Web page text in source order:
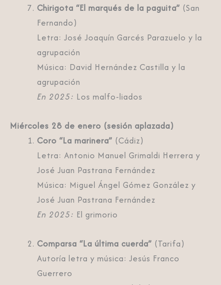
Chirigota “El marqués de la paguita” (San
Fernando)
Letra: José Joaquín Garcés Parazuelo y la
agrupación
Música: David Hernández Castilla y la
agrupación
En 2025: Los malfo-liados
Miércoles 28 de enero (sesión aplazada)
Coro “La marinera” (Cádiz)
Letra: Antonio Manuel Grimaldi Herrera y
José Juan Pastrana Fernández
Música: Miguel Ángel Gómez González y
José Juan Pastrana Fernández
En 2025: El grimorio
Comparsa “La última cuerda” (Tarifa)
Autoría letra y música: Jesús Franco
Guerrero